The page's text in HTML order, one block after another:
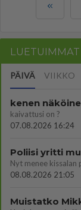
PÄIVÄ VIIKKO
kenen
kaivattusi on ?
07.08.2026 16:24
Poliisi yritti
08.08.2026 21:05
Muistatko